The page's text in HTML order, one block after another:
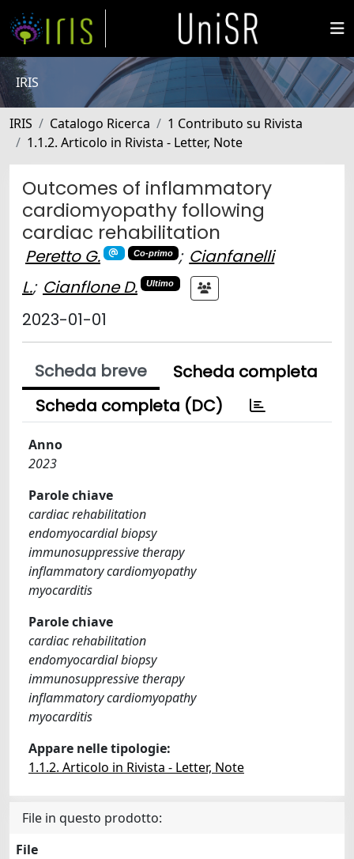
IRIS
IRIS Catalogo Ricerca
1 Contributo su Rivista
1.1.2. Articolo in Rivista - Letter, Note
Outcomes of inflammatory
cardiomyopathy following
cardiac rehabilitation
Peretto G. Co-primo ; Cianfanelli
L.; Cianflone D. Ultimo
2023-01-01
Scheda breve
Scheda completa
Scheda completa (DC)
Anno
2023
Parole chiave
cardiac rehabilitation
endomyocardial biopsy
immunosuppressive therapy
inflammatory cardiomyopathy
myocarditis
Parole chiave
cardiac rehabilitation
endomyocardial biopsy
immunosuppressive therapy
inflammatory cardiomyopathy
myocarditis
Appare nelle tipologie:
1.1.2. Articolo in Rivista - Letter, Note
File in questo prodotto:
File